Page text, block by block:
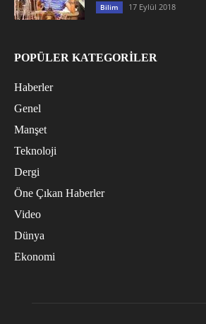
Bilim 17 Eylül 2018
POPÜLER KATEGORİLER
Haberler
Genel
Manşet
Teknoloji
Dergi
Öne Çıkan Haberler
Video
Dünya
Ekonomi